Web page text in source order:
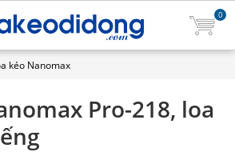
0
kéo Nanomax
Pro-218, loa